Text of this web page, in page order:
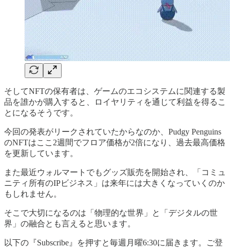
そしてNFTの保有者は、ゲームのエコシステムに関連する製
品を誰かが購入すると、ロイヤリティを通じて利益を得るこ
とになるそうです。
今回の発表がリークされていたからなのか、Pudgy Penguins
のNFTはここ2週間でフロア価格が2倍になり、過去最高価格
を更新しています。
また最近ウォルマートでもグッズ販売を開始され、「コミュ
ニティ所有のIPビジネス」は来年には大きくなっていくのか
もしれません。
そこで大切になるのは「物理的な世界」と「デジタルの世
界」の融合とも言えると思います。
以下の『Subscribe』を押すと毎週月曜6:30に届きます。ご登